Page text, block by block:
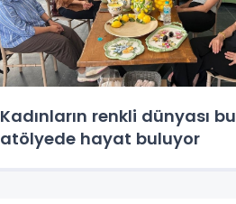
Kadınların renkli dünyası bu
atölyede hayat buluyor